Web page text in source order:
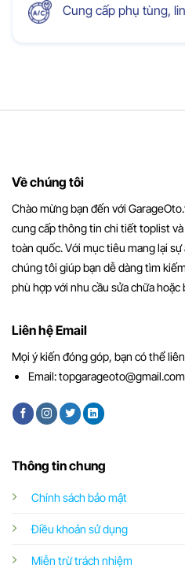
Cung cấp phụ tùng,
Về chúng tôi
Chào mừng bạn đến với
cung cấp thông tin chi tiết toplist
toàn quốc. Với mục tiêu mang lại
chúng tôi giúp bạn dễ dàng tìm
phù hợp với nhu cầu sửa chữa
Thông tin chung
Chính sách bảo mật
Điều khoản sử dụng
Miễn trừ trách nhiệm
Liên hệ Email
Mọi ý kiến đóng góp, bạn có thể
Email:topgarageoto@gmail.com